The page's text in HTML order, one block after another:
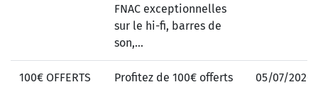
FNAC exceptionnelles
sur le hi-fi, barres de
son,...
100€ OFFERTS
Profitez de 100€ offerts
05/07/2026